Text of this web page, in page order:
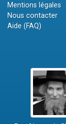
Mentions légales
Nous contacter
Aide (FAQ)